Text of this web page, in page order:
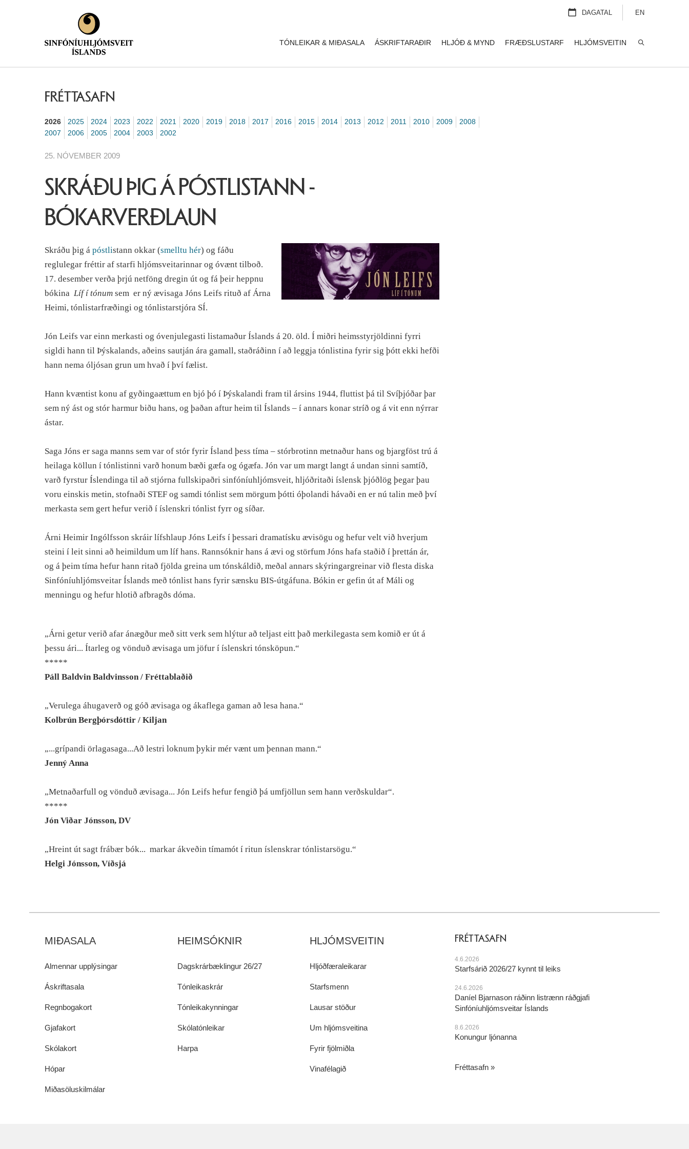
FRÉTTASAFN
2026 2025 2024 2023 2022 2021 2020 2019 2018 2017 2016 2015 2014 2013 2012 2011 2010 2009
2008
2007
2006 2005 2004 2003 2002
25. NÓVEMBER 2009
SKRÁÐU ÞIG Á PÓSTLISTANN -
BÓKARVERÐLAUN
Skráðu þig á póstlistann okkar (smelltu hér) og fáðu
reglulegar fréttir af starfi hljómsveitarinnar og óvænt tilboð.
17. desember verða þrjú netföng dregin út og fá þeir heppnu
bókina Líf í tónum sem er ný ævisaga Jóns Leifs rituð af Árna
Heimi, tónlistarfræðingi og tónlistarstjóra SÍ.
Jón Leifs var einn merkasti og óvenjulegasti listamaður Íslands á 20. öld. Í miðri heimsstyrjöldinni fyrri
sigldi hann til Þýskalands, aðeins sautján ára gamall, staðráðinn í að leggja tónlistina fyrir sig þótt ekki hefði
hann nema óljósan grun um hvað í því fælist.
Hann kvæntist konu af gyðingaættum en bjó þó í Þýskalandi fram til ársins 1944, fluttist þá til Svíþjóðar þar
sem ný ást og stór harmur biðu hans, og þaðan aftur heim til Íslands – í annars konar stríð og á vit enn nýrrar
ástar.
Saga Jóns er saga manns sem var of stór fyrir Ísland þess tíma – stórbrotinn metnaður hans og bjargföst trú á
heilaga köllun í tónlistinni varð honum bæði gæfa og ógæfa. Jón var um margt langt á undan sinni samtíð,
varð fyrstur Íslendinga til að stjórna fullskipaðri sinfóníuhljómsveit, hljóðritaði íslensk þjóðlög þegar þau
voru einskis metin, stofnaði STEF og samdi tónlist sem mörgum þótti óþolandi hávaði en er nú talin með því
merkasta sem gert hefur verið í íslenskri tónlist fyrr og síðar.
Árni Heimir Ingólfsson skráir lífshlaup Jóns Leifs í þessari dramatísku ævisögu og hefur velt við hverjum
steini í leit sinni að heimildum um líf hans. Rannsóknir hans á ævi og störfum Jóns hafa staðið í þrettán ár,
og á þeim tíma hefur hann ritað fjölda greina um tónskáldið, meðal annars skýringargreinar við flesta diska
Sinfóníuhljómsveitar Íslands með tónlist hans fyrir sænsku BIS-útgáfuna. Bókin er gefin út af Máli og
menningu og hefur hlotið afbragðs dóma.
„Árni getur verið afar ánægður með sitt verk sem hlýtur að teljast eitt það merkilegasta sem komið er út á
þessu ári... Ítarleg og vönduð ævisaga um jöfur í íslenskri tónsköpun.“
*****
Páll Baldvin Baldvinsson / Fréttablaðið
„Verulega áhugaverð og góð ævisaga og ákaflega gaman að lesa hana.“
Kolbrún Bergþórsdóttir / Kiljan
„...grípandi örlagasaga...Að lestri loknum þykir mér vænt um þennan mann.“
Jenný Anna
„Metnaðarfull og vönduð ævisaga... Jón Leifs hefur fengið þá umfjöllun sem hann verðskuldar“.
*****
Jón Viðar Jónsson, DV
„Hreint út sagt frábær bók... markar ákveðin tímamót í ritun íslenskrar tónlistarsögu.“
Helgi Jónsson, Víðsjá
MIÐASALA
Almennar upplýsingar
Áskriftasala
Regnbogakort
Gjafakort
Skólakort
Hópar
Miðasöluskilmálar
HEIMSÓKNIR
Dagskrárbæklingur 26/27
Tónleikaskrár
Tónleikakynningar
Skólatónleikar
Harpa
HLJÓMSVEITIN
Hljóðfæraleikarar
Starfsmenn
Lausar stöður
Um hljómsveitina
Fyrir fjölmiðla
Vinafélagið
FRÉTTASAFN
4.6.2026
Starfsárið 2026/27 kynnt til leiks
24.6.2026
Daníel Bjarnason ráðinn listrænn ráðgjafi
Sinfóníuhljómsveitar Íslands
8.6.2026
Konungur ljónanna
Fréttasafn
TÓNLEIKAR & MIÐASALA ÁSKRIFTARAÐIR HLJÓÐ & MYND FRÆÐSLUSTARF HLJÓMSVEITIN
EN
DAGATAL